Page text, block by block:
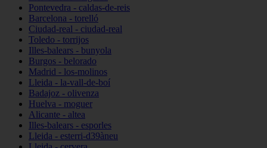
Pontevedra - caldas-de-reis
Barcelona - torelló
Ciudad-real - ciudad-real
Toledo - torrijos
Illes-balears - bunyola
Burgos - belorado
Madrid - los-molinos
Lleida - la-vall-de-boí
Badajoz - olivenza
Huelva - moguer
Alicante - altea
Illes-balears - esporles
Lleida - esterri-d39àneu